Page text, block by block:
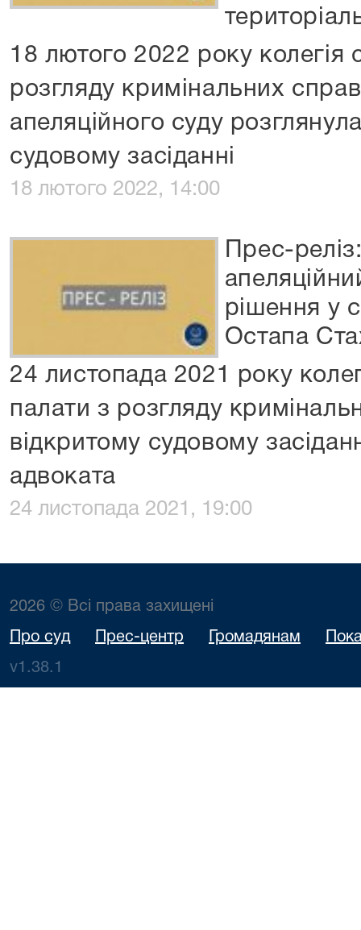
18 лютого 2022 року колегія
розгляду кримінальних
апеляційного суду
судовому засіданні
18 лютого 2022, 14:00
Прес-
рішення у
Остапа
24 листопада 2021 року
палати з розгляду
відкритому судовому
адвоката
24 листопада 2021, 19:00
2026 © Всі права захищені
Про суд Прес-центр Громадянам
v1.38.1